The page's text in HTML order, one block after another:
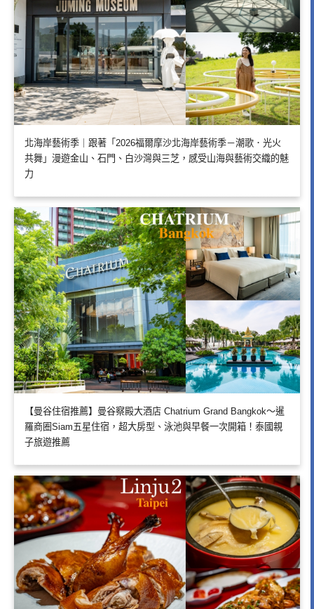
北海岸藝術季｜跟著「2026福爾摩沙北海岸藝術季－潮歌．光火
共舞」漫遊金山、石門、白沙灣與三芝，感受山海與藝術交織的魅
力
【曼谷住宿推薦】曼谷察殿大酒店 Chatrium Grand Bangkok～暹
羅商圈Siam五星住宿，超大房型、泳池與早餐一次開箱！泰國親
子旅遊推薦